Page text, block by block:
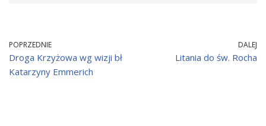
POPRZEDNIE
Droga Krzyżowa wg wizji bł
Katarzyny Emmerich
DALEJ
Litania do św. Rocha